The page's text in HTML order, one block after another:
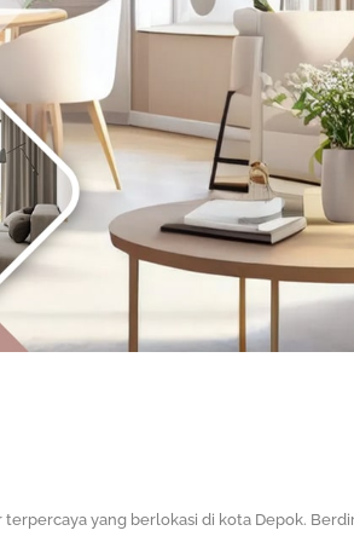
yang berlokasi di kota Depok.